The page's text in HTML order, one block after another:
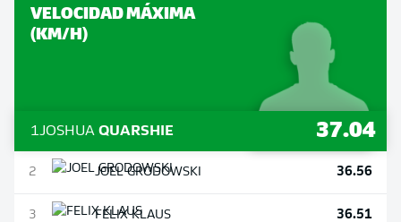
VELOCIDAD MÁXIMA
(KM/H)
1JOSHUA QUARSHIE 37.04
2 JOELGRODOWSKI 36.56
3 FELIXKLAUS 36.51